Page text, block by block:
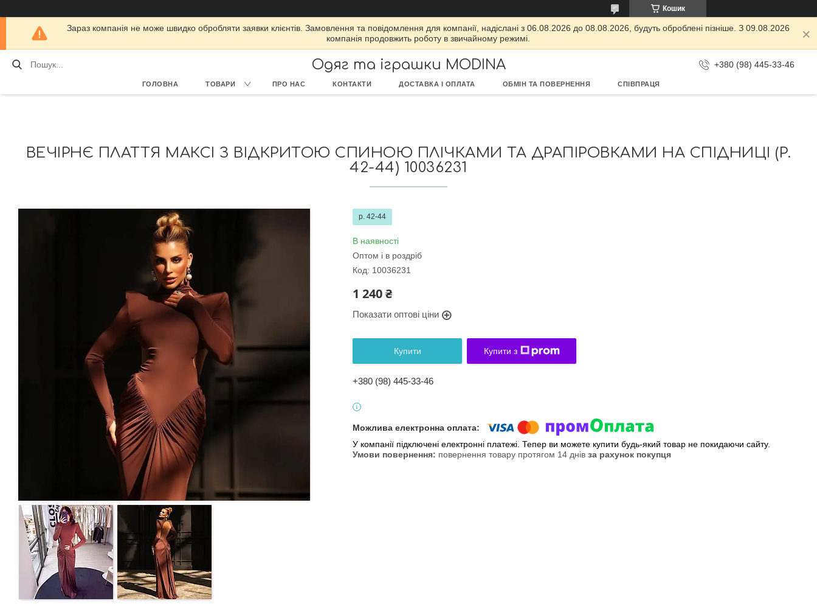
Кошик
Зараз компанія не може швидко обробляти заявки клієнтів. Замовлення та повідомлення для компанії, надіслані з 06.08.2026 до 08.08.2026, будуть оброблені пізніше. З 09.08.2026
компанія продовжить роботу в звичайному режимі.
Одяг та іграшки MODINA +380 (98) 445-33-46
ГОЛОВНА ТОВАРИ ПРО НАС КОНТАКТИ ДОСТАВКА І ОПЛАТА ОБМІН ТА ПОВЕРНЕННЯ СПІВПРАЦЯ
ВЕЧІРНЄ ПЛАТТЯ МАКСІ З ВІДКРИТОЮ СПИНОЮ ПЛІЧКАМИ ТА ДРАПІРОВКАМИ НА СПІДНИЦІ (Р.
42-44) 10036231
р. 42-44
В наявності
Оптом і в роздріб
Код: 10036231
1 240 ₴
Показати оптові ціни
Купити Купити з
+380 (98) 445-33-46
У компанії підключені електронні платежі. Тепер ви можете купити будь-який товар не покидаючи сайту.
повернення товару протягом 14 днів за рахунок покупця